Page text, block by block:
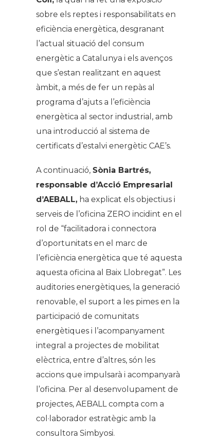
sobre els reptes i responsabilitats en
eficiència energètica, desgranant
l’actual situació del consum
energètic a Catalunya i els avenços
que s’estan realitzant en aquest
àmbit, a més de fer un repàs al
programa d’ajuts a l’eficiència
energètica al sector industrial, amb
una introducció al sistema de
certificats d’estalvi energètic CAE’s.
A continuació, Sònia Bartrés,
responsable d’Acció Empresarial
d’AEBALL, ha explicat els objectius i
serveis de l’oficina ZERO incidint en el
rol de “facilitadora i connectora
d’oportunitats en el marc de
l’eficiència energètica que té aquesta
aquesta oficina al Baix Llobregat”. Les
auditories energètiques, la generació
renovable, el suport a les pimes en la
participació de comunitats
energètiques i l’acompanyament
integral a projectes de mobilitat
elèctrica, entre d’altres, són les
accions que impulsarà i acompanyarà
l’oficina. Per al desenvolupament de
projectes, AEBALL compta com a
col·laborador estratègic amb la
consultora Simbyosi.